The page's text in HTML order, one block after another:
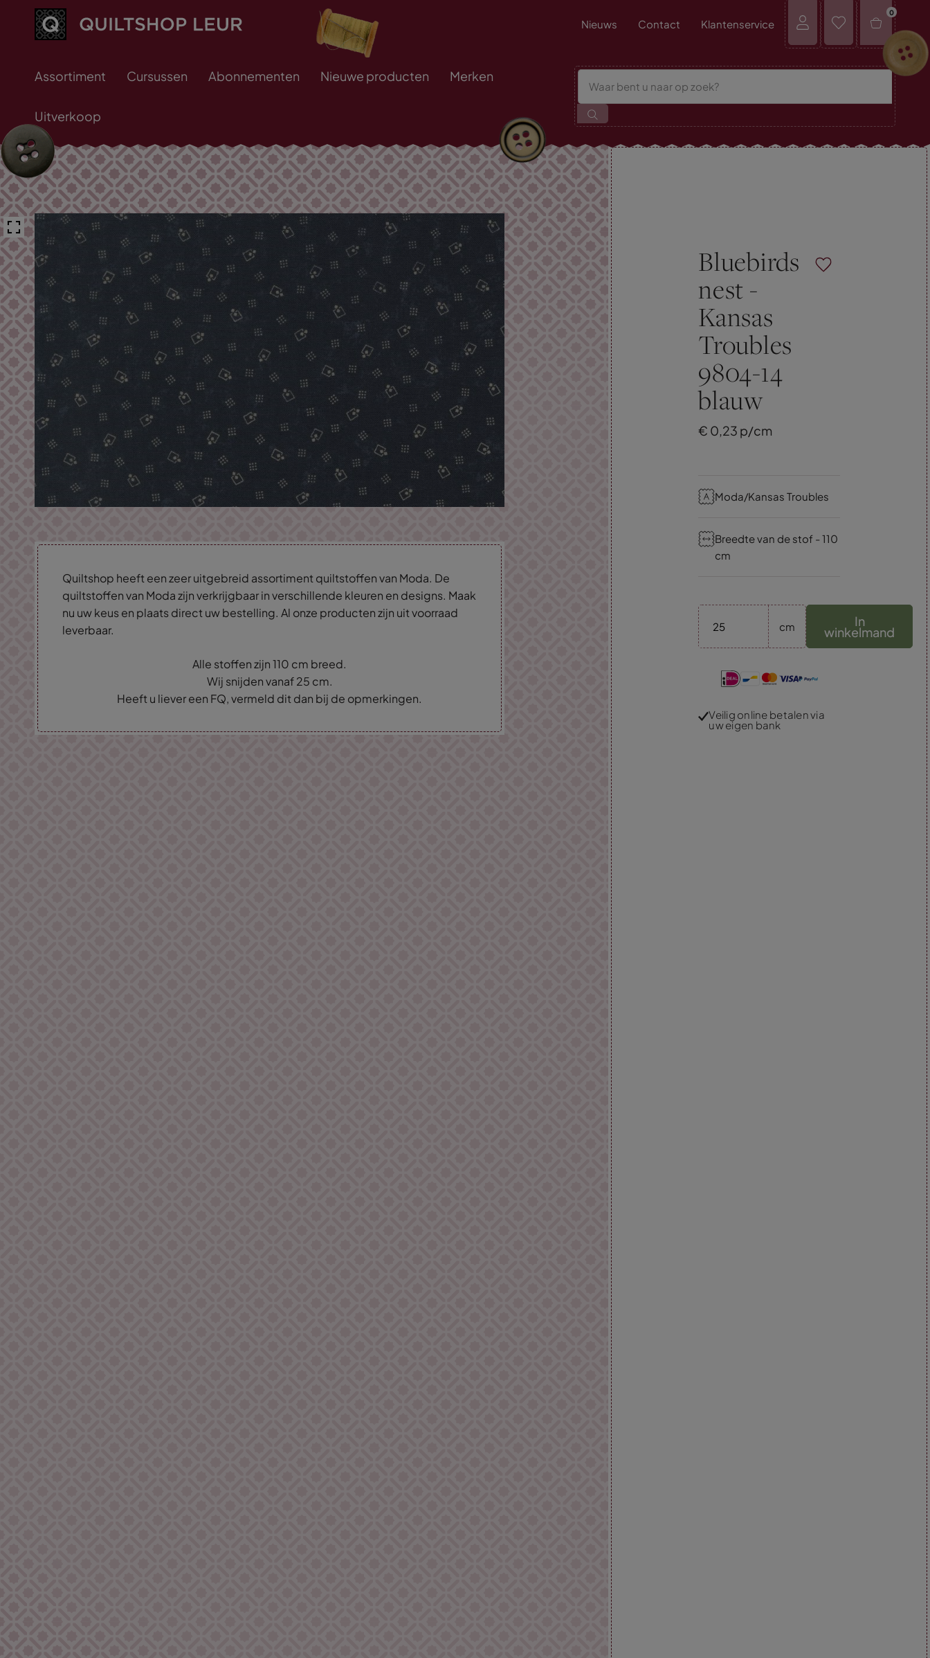
Nieuws Contact Klantenservice
0
Assortiment Cursussen Abonnementen Nieuwe producten Merken
Uitverkoop
Quiltshop heeft een zeer uitgebreid assortiment quiltstoffen van Moda. De
quiltstoffen van Moda zijn verkrijgbaar in verschillende kleuren en designs. Maak
nu uw keus en plaats direct uw bestelling. Al onze producten zijn uit voorraad
leverbaar.
Alle stoffen zijn 110 cm breed.
Wij snijden vanaf 25 cm.
Heeft u liever een FQ, vermeld dit dan bij de opmerkingen.
Bluebirds
nest -
Kansas
Troubles
9804-14
blauw
€ 0,23 p/cm
Moda/Kansas Troubles
Breedte van de stof - 110
cm
cm In
winkelmand
Veilig online betalen via
uw eigen bank